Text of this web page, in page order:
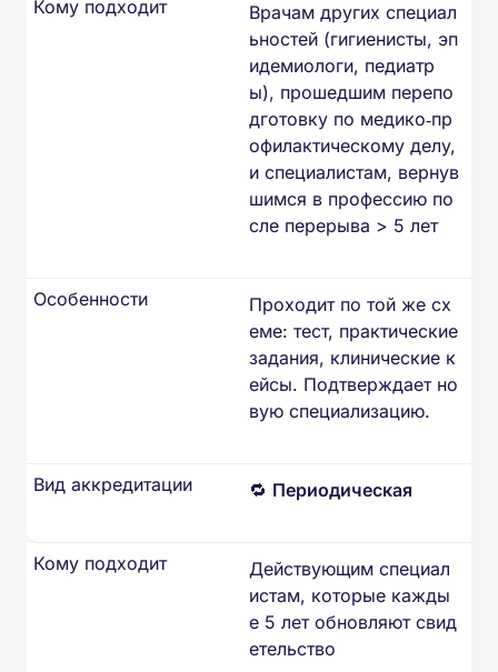
Врачам других специал
ьностей (гигиенисты, эп
идемиологи, педиатр
ы), прошедшим перепо
дготовку по медико‑пр
офилактическому делу,
и специалистам, вернув
шимся в профессию по
сле перерыва > 5 лет
Кому подходит
Проходит по той же сх
еме: тест, практические
задания, клинические к
ейсы. Подтверждает но
вую специализацию.
Особенности
🔁 Периодическая
Вид аккредитации
Действующим специал
истам, которые кажды
е 5 лет обновляют свид
етельство
Кому подходит